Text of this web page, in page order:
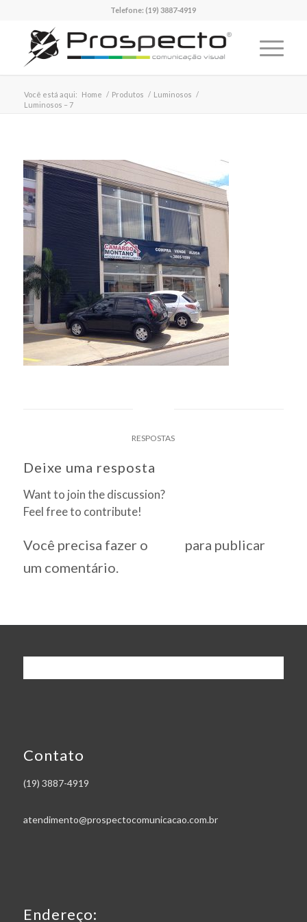
Telefone:(19) 3887-4919
Você está aqui: Home / Produtos / Luminosos /
Luminosos – 7
RESPOSTAS
Deixe uma resposta
Want to join the discussion?
Feel free to contribute!
Você precisa fazer o
para publicar
um comentário.
Contato
(19) 3887-4919
atendimento@prospectocomunicacao.com.br
Endereço: